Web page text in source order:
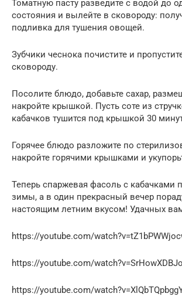
Томатную пасту разведите с водой до
состояния и вылейте в сковороду:
подливка для тушения овощей.
Зубчики чеснока почистите и
сковороду.
Посолите блюдо, добавьте сахар,
накройте крышкой. Пусть соте из
кабачков тушится под крышкой 30
Горячее блюдо разложите по
накройте горячими крышками и
Теперь спаржевая фасоль с кабачками
зимы, а в один прекрасный вечер
настоящим летним вкусом! Удачных
https://youtube.com/
https://youtube.com/
https://youtube.com/